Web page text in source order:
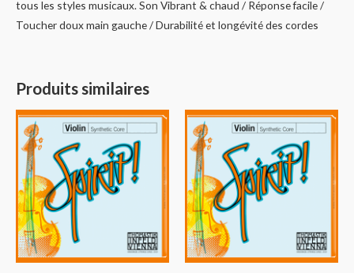
tous les styles musicaux. Son Vibrant & chaud / Réponse facile /
Toucher doux main gauche / Durabilité et longévité des cordes
Produits similaires